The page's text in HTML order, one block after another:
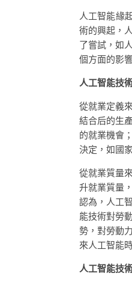
人工智能緣
術的興起，
了嘗試，如
個方面的影
人工智能技
從就業定義
結合后的生
的就業機會
決定，如國
從就業質量
升就業質量
認為，人工
能技術對勞
勢，對勞動
來人工智能
人工智能技